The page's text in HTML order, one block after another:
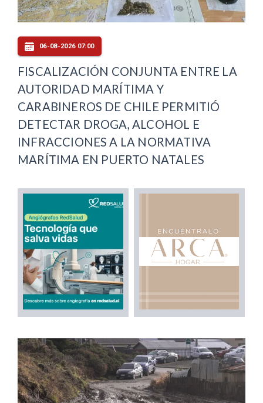
06-08-2026 07:00
FISCALIZACIÓN CONJUNTA ENTRE LA
AUTORIDAD MARÍTIMA Y
CARABINEROS DE CHILE PERMITIÓ
DETECTAR DROGA, ALCOHOL E
INFRACCIONES A LA NORMATIVA
MARÍTIMA EN PUERTO NATALES